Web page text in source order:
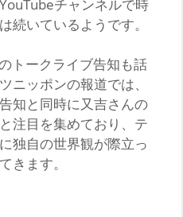
チャンネルで時
続いているようです。
トークライブ告知も話
ニッポンの報道では、
知と同時に又吉さんの
注目を集めており、テ
独自の世界観が際立っ
きます。